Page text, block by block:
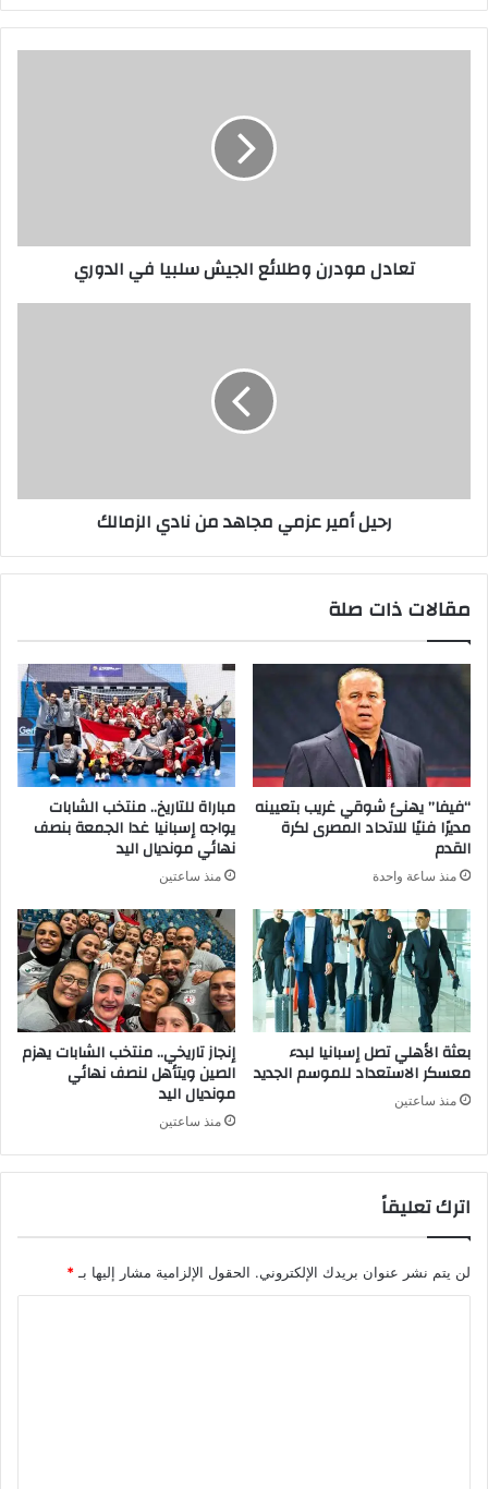
تعادل مودرن وطلائع الجيش سلبيا في الدوري
رحيل أمير عزمي مجاهد من نادي الزمالك
مقالات ذات صلة
“فيفا” يهنئ شوقي غريب بتعيينه
مديرًا فنيًا للاتحاد المصرى لكرة
القدم
منذ ساعة واحدة
مباراة للتاريخ.. منتخب الشابات
يواجه إسبانيا غدا الجمعة بنصف
نهائي مونديال اليد
منذ ساعتين
بعثة الأهلي تصل إسبانيا لبدء
معسكر الاستعداد للموسم الجديد
منذ ساعتين
إنجاز تاريخي.. منتخب الشابات يهزم
الصين ويتأهل لنصف نهائي
مونديال اليد
منذ ساعتين
اترك تعليقاً
لن يتم نشر عنوان بريدك الإلكتروني. الحقول الإلزامية مشار إليها بـ *